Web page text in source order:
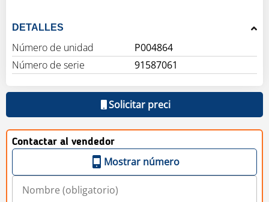
DETALLES
Número de unidad
P004864
Número de serie
91587061
Solicitar preci
Contactar al vendedor
Mostrar número